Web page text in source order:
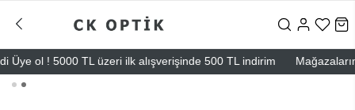
ol ! 5000 TL üzeri ilk alışverişinde 500 TL indirim